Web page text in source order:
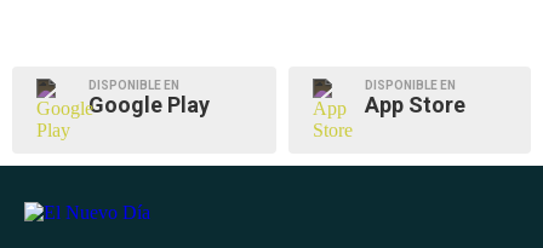
DISPONIBLE EN
Google Play
DISPONIBLE EN
App Store